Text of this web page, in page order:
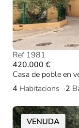
Ref 1981
420.000 €
Casa de poble en
4 Habitacions 2
VENUDA